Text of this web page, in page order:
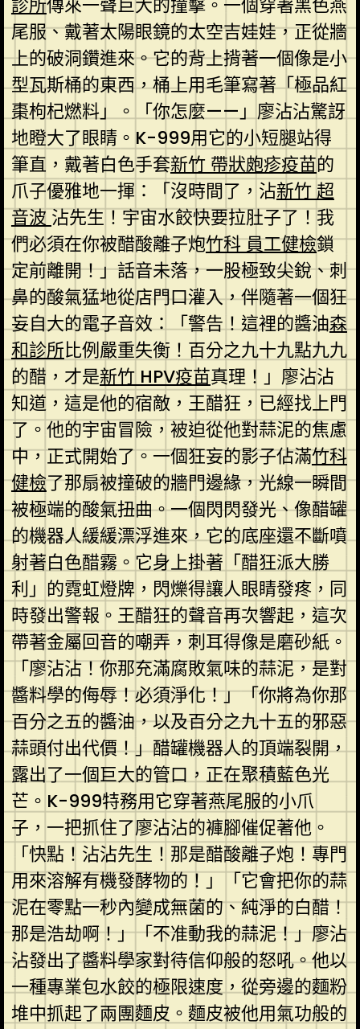
診所傳來一聲巨大的撞擊。一個穿著黑色燕
尾服、戴著太陽眼鏡的太空吉娃娃，正從牆
上的破洞鑽進來。它的背上揹著一個像是小
型瓦斯桶的東西，桶上用毛筆寫著「極品紅
棗枸杞燃料」。「你怎麼——」廖沾沾驚訝
地瞪大了眼睛。K-999用它的小短腿站得
筆直，戴著白色手套新竹 帶狀皰疹疫苗的
爪子優雅地一揮：「沒時間了，沾新竹 超
音波沾先生！宇宙水餃快要拉肚子了！我
們必須在你被醋酸離子炮竹科 員工健檢鎖
定前離開！」話音未落，一股極致尖銳、刺
鼻的酸氣猛地從店門口灌入，伴隨著一個狂
妄自大的電子音效：「警告！這裡的醬油森
和診所比例嚴重失衡！百分之九十九點九九
的醋，才是新竹 HPV疫苗真理！」廖沾沾
知道，這是他的宿敵，王醋狂，已經找上門
了。他的宇宙冒險，被迫從他對蒜泥的焦慮
中，正式開始了。一個狂妄的影子佔滿竹科
健檢了那扇被撞破的牆門邊緣，光線一瞬間
被極端的酸氣扭曲。一個閃閃發光、像醋罐
的機器人緩緩漂浮進來，它的底座還不斷噴
射著白色醋霧。它身上掛著「醋狂派大勝
利」的霓虹燈牌，閃爍得讓人眼睛發疼，同
時發出警報。王醋狂的聲音再次響起，這次
帶著金屬回音的嘲弄，刺耳得像是磨砂紙。
「廖沾沾！你那充滿腐敗氣味的蒜泥，是對
醬料學的侮辱！必須淨化！」「你將為你那
百分之五的醬油，以及百分之九十五的邪惡
蒜頭付出代價！」醋罐機器人的頂端裂開，
露出了一個巨大的管口，正在聚積藍色光
芒。K-999特務用它穿著燕尾服的小爪
子，一把抓住了廖沾沾的褲腳催促著他。
「快點！沾沾先生！那是醋酸離子炮！專門
用來溶解有機發酵物的！」「它會把你的蒜
泥在零點一秒內變成無菌的、純淨的白醋！
那是浩劫啊！」「不准動我的蒜泥！」廖沾
沾發出了醬料學家對待信仰般的怒吼。他以
一種專業包水餃的極限速度，從旁邊的麵粉
堆中抓起了兩團麵皮。麵皮被他用氣功般的